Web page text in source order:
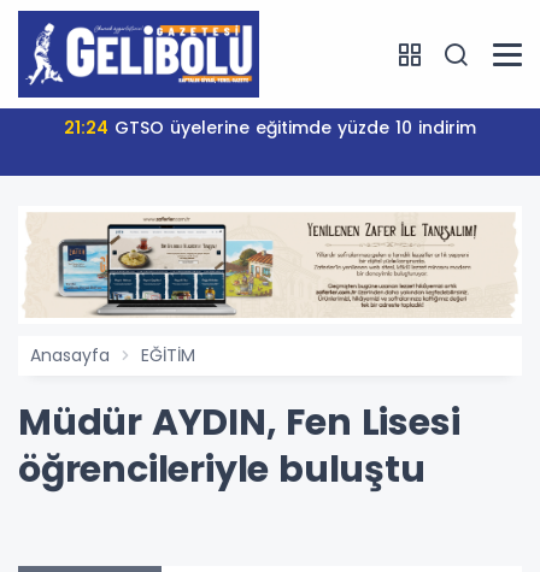
21:24 GTSO üyelerine eğitimde yüzde 10 indirim
Anasayfa EĞİTİM
Müdür AYDIN, Fen Lisesi
öğrencileriyle buluştu